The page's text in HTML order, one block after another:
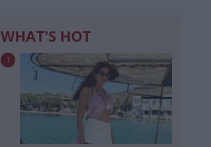
WHAT'S HOT
1